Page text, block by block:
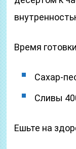
Время
Сахар-
Сливы
Ешьте на